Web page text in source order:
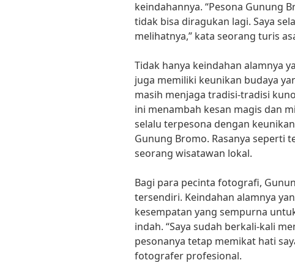
keindahannya. “Pesona Gunung
tidak bisa diragukan lagi. Saya
melihatnya,” kata seorang turis
Tidak hanya keindahan alamnya
juga memiliki keunikan budaya
masih menjaga tradisi-tradisi
ini menambah kesan magis dan
selalu terpesona dengan
Gunung Bromo. Rasanya seperti
seorang wisatawan lokal.
Bagi para pecinta fotografi,
tersendiri. Keindahan alamnya
kesempatan yang sempurna
indah. “Saya sudah berkali-kali
pesonanya tetap memikat hati
fotografer profesional.